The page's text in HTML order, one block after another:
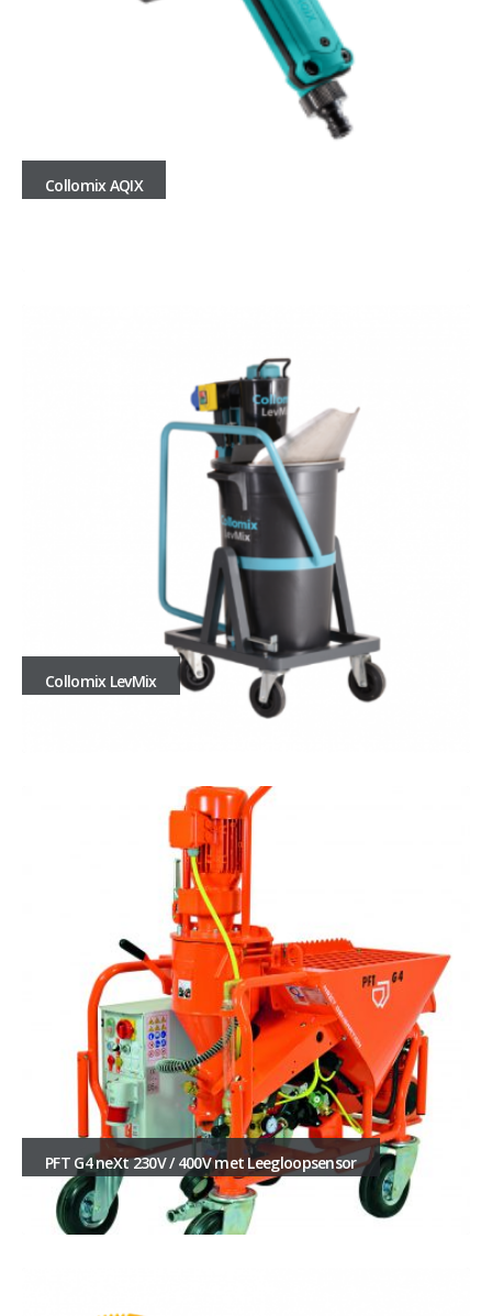
Collomix AQIX
Collomix LevMix
PFT G4 neXt 230V / 400V met Leegloopsensor